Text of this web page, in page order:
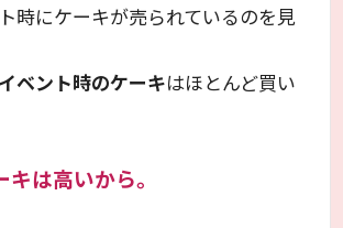
時にケーキが売られているのを見
ベント時のケーキはほとんど買い
は高いから。